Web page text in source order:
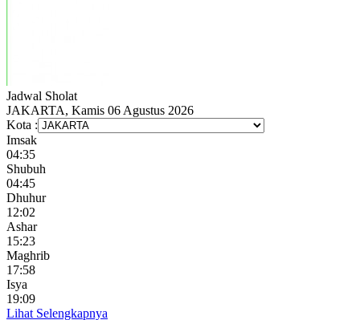
Jadwal Sholat
JAKARTA, Kamis 06 Agustus 2026
Kota :
Imsak
04:35
Shubuh
04:45
Dhuhur
12:02
Ashar
15:23
Maghrib
17:58
Isya
19:09
Lihat Selengkapnya